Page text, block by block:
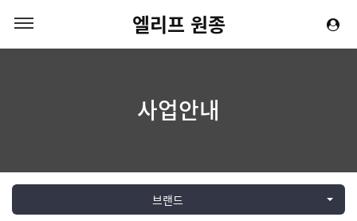
엘리프 원종
사업안내
브랜드